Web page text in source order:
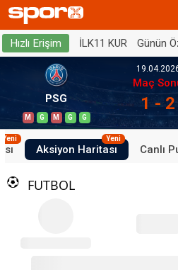
Hızlı Erişim İLK11 KUR Günün
PSG
M G M G G
Maç
1 - 2
Yeni
Aksiyon Haritası
Yeni
Canlı
FUTBOL